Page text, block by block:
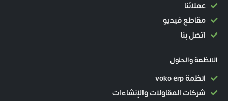
عملائنا
مقاطع فيديو
اتصل بنا
الانظمة والحلول
انظمة voko erp
شركات المقاولات والإنشاءات